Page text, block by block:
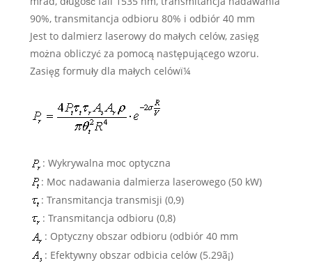
90%, transmitancja odbioru 80% i odbiór 40 mm
Jest to dalmierz laserowy do małych celów, zasięg
można obliczyć za pomocą następującego wzoru.
Zasięg formuły dla małych celówï¼
: Wykrywalna moc optyczna
: Moc nadawania dalmierza laserowego (50 kW)
: Transmitancja transmisji (0,9)
: Transmitancja odbioru (0,8)
: Optyczny obszar odbioru (odbiór 40 mm
: Efektywny obszar odbicia celów (5.29ã¡)